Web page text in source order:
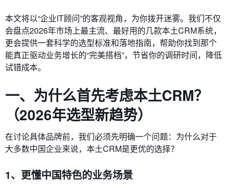
本文将以“企业IT顾问”的客观视角，为你拨开迷雾。我们不仅
会盘点2026年市场上最主流、最好用的几款本土CRM系统，
更会提供一套科学的选型标准和落地指南，帮助你找到那个
能真正驱动业务增长的“完美搭档”，节省你的调研时间，降低
试错成本。
一、为什么首先考虑本土CRM？
（2026年选型新趋势）
在讨论具体品牌前，我们必须先明确一个问题：为什么对于
大多数中国企业来说，本土CRM是更优的选择？
1、更懂中国特色的业务场景